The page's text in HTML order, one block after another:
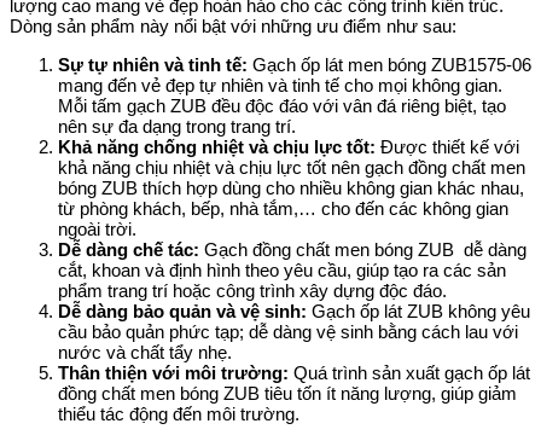
lượng cao mang vẻ đẹp hoàn hảo cho các công trình kiến trúc.
Dòng sản phẩm này nổi bật với những ưu điểm như sau:
Sự tự nhiên và tinh tế: Gạch ốp lát men bóng ZUB1575-06
mang đến vẻ đẹp tự nhiên và tinh tế cho mọi không gian.
Mỗi tấm gạch ZUB đều độc đáo với vân đá riêng biệt, tạo
nên sự đa dạng trong trang trí.
Khả năng chống nhiệt và chịu lực tốt: Được thiết kế với
khả năng chịu nhiệt và chịu lực tốt nên gạch đồng chất men
bóng ZUB thích hợp dùng cho nhiều không gian khác nhau,
từ phòng khách, bếp, nhà tắm,… cho đến các không gian
ngoài trời.
Dễ dàng chế tác: Gạch đồng chất men bóng ZUB dễ dàng
cắt, khoan và định hình theo yêu cầu, giúp tạo ra các sản
phẩm trang trí hoặc công trình xây dựng độc đáo.
Dễ dàng bảo quản và vệ sinh: Gạch ốp lát ZUB không yêu
cầu bảo quản phức tạp; dễ dàng vệ sinh bằng cách lau với
nước và chất tẩy nhẹ.
Thân thiện với môi trường: Quá trình sản xuất gạch ốp lát
đồng chất men bóng ZUB tiêu tốn ít năng lượng, giúp giảm
thiểu tác động đến môi trường.